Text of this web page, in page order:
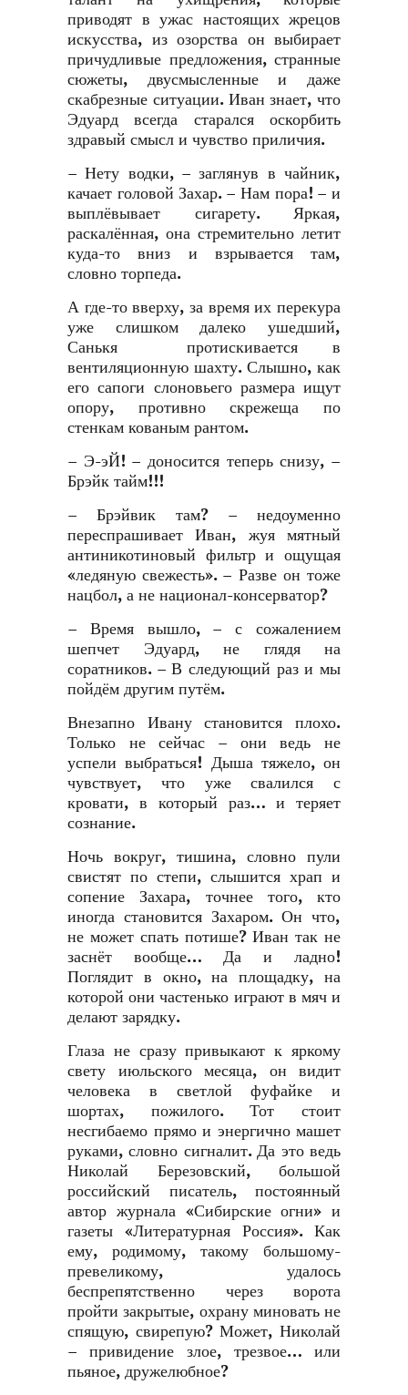
приводят в ужас настоящих жрецов
искусства, из озорства он выбирает
причудливые предложения, странные
сюжеты, двусмысленные и даже
скабрезные ситуации. Иван знает, что
Эдуард всегда старался оскорбить
здравый смысл и чувство приличия.
– Нету водки, – заглянув в чайник,
качает головой Захар. – Нам пора! – и
выплёвывает сигарету. Яркая,
раскалённая, она стремительно летит
куда-то вниз и взрывается там,
словно торпеда.
А где-то вверху, за время их перекура
уже слишком далеко ушедший,
Санькя протискивается в
вентиляционную шахту. Слышно, как
его сапоги слоновьего размера ищут
опору, противно скрежеща по
стенкам кованым рантом.
– Э-эЙ! – доносится теперь снизу, –
Брэйк тайм!!!
– Брэйвик там? – недоуменно
переспрашивает Иван, жуя мятный
антиникотиновый фильтр и ощущая
«ледяную свежесть». – Разве он тоже
нацбол, а не национал-консерватор?
– Время вышло, – с сожалением
шепчет Эдуард, не глядя на
соратников. – В следующий раз и мы
пойдём другим путём.
Внезапно Ивану становится плохо.
Только не сейчас – они ведь не
успели выбраться! Дыша тяжело, он
чувствует, что уже свалился с
кровати, в который раз… и теряет
сознание.
Ночь вокруг, тишина, словно пули
свистят по степи, слышится храп и
сопение Захара, точнее того, кто
иногда становится Захаром. Он что,
не может спать потише? Иван так не
заснёт вообще… Да и ладно!
Поглядит в окно, на площадку, на
которой они частенько играют в мяч и
делают зарядку.
Глаза не сразу привыкают к яркому
свету июльского месяца, он видит
человека в светлой фуфайке и
шортах, пожилого. Тот стоит
несгибаемо прямо и энергично машет
руками, словно сигналит. Да это ведь
Николай Березовский, большой
российский писатель, постоянный
автор журнала «Сибирские огни» и
газеты «Литературная Россия». Как
ему, родимому, такому большому-
превеликому, удалось
беспрепятственно через ворота
пройти закрытые, охрану миновать не
спящую, свирепую? Может, Николай
– привидение злое, трезвое… или
пьяное, дружелюбное?